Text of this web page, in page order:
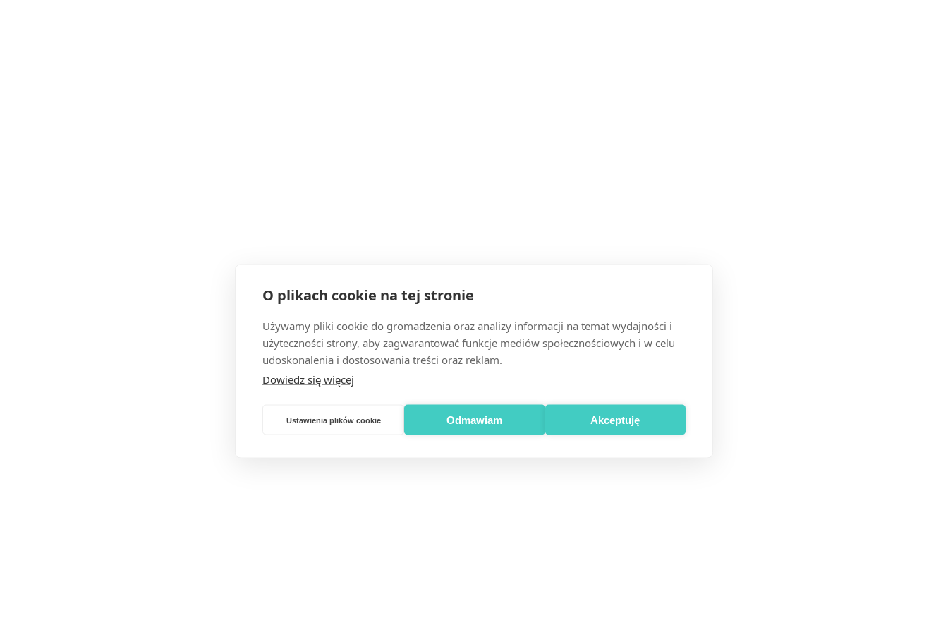
O plikach cookie na tej stronie
Używamy pliki cookie do gromadzenia oraz analizy informacji na temat wydajności i
użyteczności strony, aby zagwarantować funkcje mediów społecznościowych i w celu
udoskonalenia i dostosowania treści oraz reklam.
Dowiedz się więcej
Ustawienia plików cookie Odmawiam Akceptuję